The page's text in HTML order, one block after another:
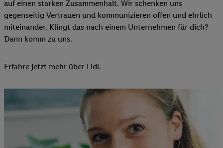
auf einen starken Zusammenhalt. Wir schenken uns
gegenseitig Vertrauen und kommunizieren offen und ehrlich
miteinander. Klingt das nach einem Unternehmen für dich?
Dann komm zu uns.​
Erfahre jetzt mehr über Lidl.